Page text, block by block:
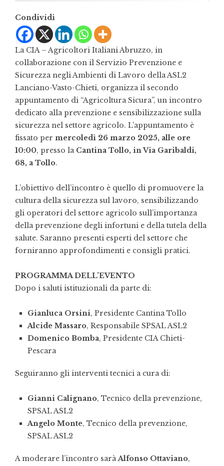
Condividi
La CIA – Agricoltori Italiani Abruzzo, in
collaborazione con il Servizio Prevenzione e
Sicurezza negli Ambienti di Lavoro della ASL2
Lanciano-Vasto-Chieti, organizza il secondo
appuntamento di “Agricoltura Sicura”, un incontro
dedicato alla prevenzione e sensibilizzazione sulla
sicurezza nel settore agricolo. L’appuntamento è
fissato per mercoledì 26 marzo 2025, alle ore
10:00, presso la Cantina Tollo, in Via Garibaldi,
68, a Tollo.
L’obiettivo dell’incontro è quello di promuovere la
cultura della sicurezza sul lavoro, sensibilizzando
gli operatori del settore agricolo sull’importanza
della prevenzione degli infortuni e della tutela della
salute. Saranno presenti esperti del settore che
forniranno approfondimenti e consigli pratici.
PROGRAMMA DELL’EVENTO
Dopo i saluti istituzionali da parte di:
Gianluca Orsini, Presidente Cantina Tollo
Alcide Massaro, Responsabile SPSAL ASL2
Domenico Bomba, Presidente CIA Chieti-
Pescara
Seguiranno gli interventi tecnici a cura di:
Gianni Calignano, Tecnico della prevenzione,
SPSAL ASL2
Angelo Monte, Tecnico della prevenzione,
SPSAL ASL2
A moderare l’incontro saràAlfonso Ottaviano,